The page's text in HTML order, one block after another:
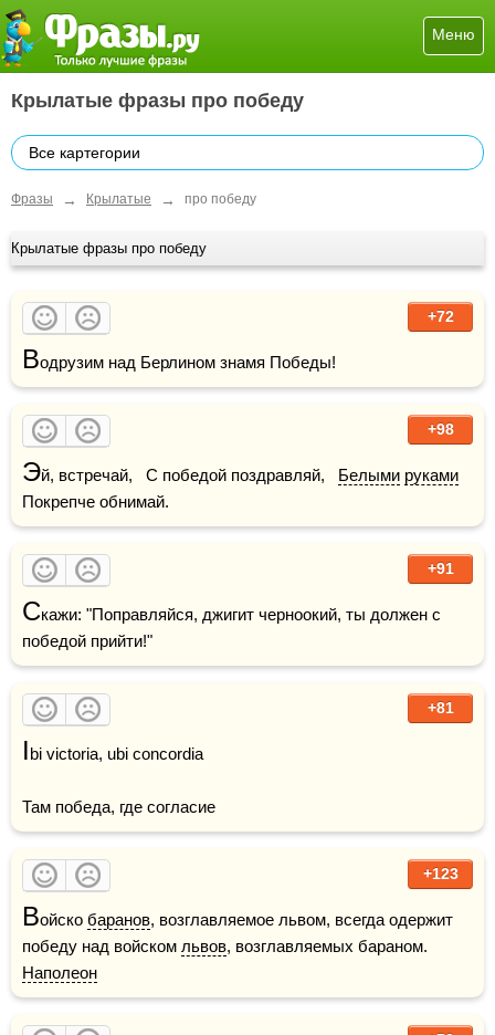
Меню
Крылатые фразы про победу
Все картегории
Фразы → Крылатые → про победу
Крылатые фразы про победу
+72
Водрузим над Берлином знамя Победы!
+98
Эй, встречай,   С победой поздравляй, Белыми руками
Покрепче обнимай.
+91
Скажи: "Поправляйся, джигит черноокий, ты должен с
победой прийти!"
+81
Ibi victoria, ubi concordia
Там победа, где согласие
+123
Войско баранов, возглавляемое львом, всегда одержит
победу над войском львов
Наполеон